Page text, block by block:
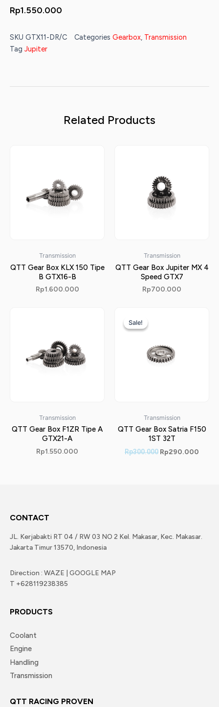
Rp1.550.000
SKU GTX11-DR/C Categories Gearbox, Transmission
Tag Jupiter
Related Products
Transmission
QTT Gear Box KLX 150 Tipe
B GTX16-B
Rp1.600.000
Transmission
QTT Gear Box Jupiter MX 4
Speed GTX7
Rp700.000
Transmission
QTT Gear Box F1ZR Tipe A
GTX21-A
Rp1.550.000
Sale!
Sale!
Transmission
QTT Gear Box Satria F150
1ST 32T
Rp300.000 Rp290.000
CONTACT
JL. Kerjabakti RT 04 / RW 03 NO 2 Kel. Makasar, Kec. Makasar.
Jakarta Timur 13570, Indonesia
Direction : WAZE | GOOGLE MAP
T +628119238385
PRODUCTS
Coolant
Engine
Handling
Transmission
QTT RACING PROVEN